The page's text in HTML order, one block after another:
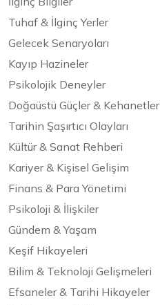
Tuhaf & İlginç Yerler
Gelecek Senaryoları
Kayıp Hazineler
Psikolojik Deneyler
Doğaüstü Güçler & Kehanetler
Tarihin Şaşırtıcı Olayları
Kültür & Sanat Rehberi
Kariyer & Kişisel Gelişim
Finans & Para Yönetimi
Psikoloji & İlişkiler
Gündem & Yaşam
Keşif Hikayeleri
Bilim & Teknoloji Gelişmeleri
Efsaneler & Tarihi Hikayeler